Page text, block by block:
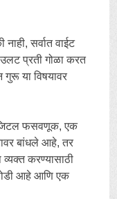
सर्वात वाईट
प्रती गोळा करत
गुरू या विषयावर
फसवणूक, एक
बांधले आहे, तर
करण्यासाठी
आहे आणि एक